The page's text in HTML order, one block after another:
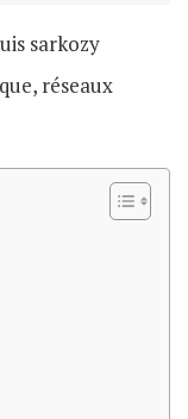
sarkozy
réseaux